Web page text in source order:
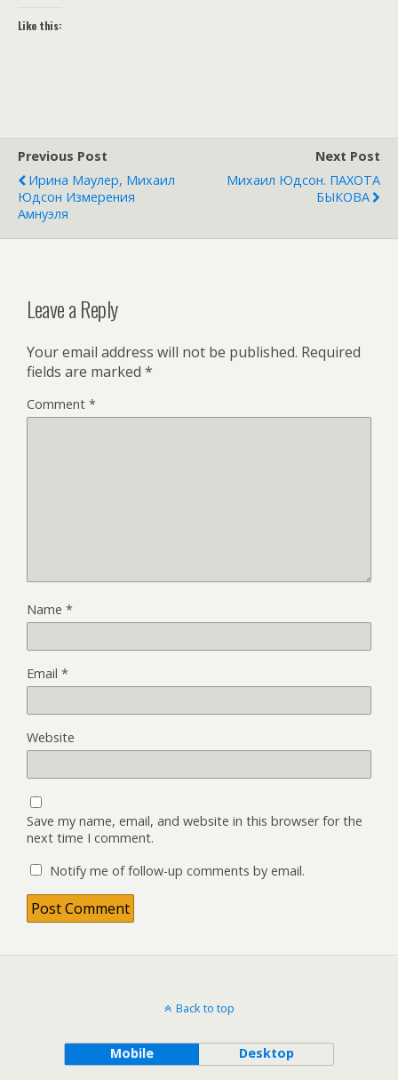
Like this:
Previous Post
Ирина Маулер, Михаил
Юдсон Измерения
Амнуэля
Next Post
Михаил Юдсон. ПАХОТА
БЫКОВА
Leave a Reply
Your email address will not be published. Required
fields are marked *
Comment *
Name *
Email *
Website
Save my name, email, and website in this browser for the
next time I comment.
Notify me of follow-up comments by email.
Back to top
Mobile Desktop